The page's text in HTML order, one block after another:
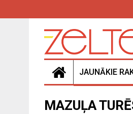
JAUNĀKIE
MAZUĻA